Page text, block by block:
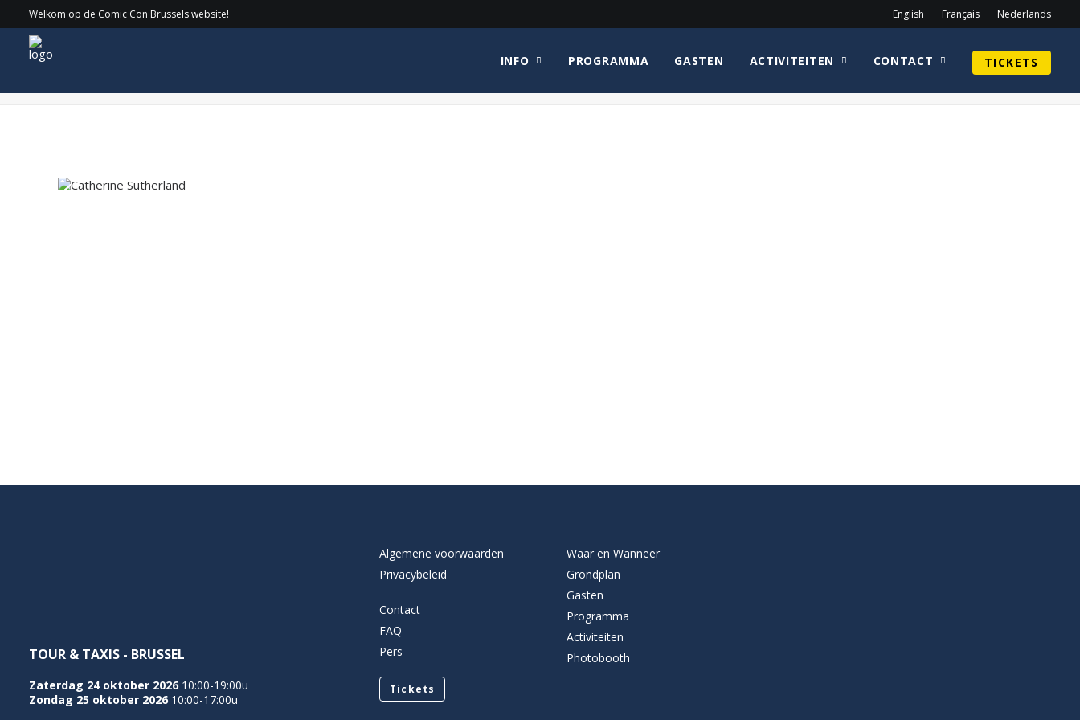
Welkom op de Comic Con Brussels website! English Français Nederlands
INFO PROGRAMMA GASTEN ACTIVITEITEN CONTACT TICKETS
Catherine Sutherland Home Guy Henry Catherine Sutherland
TOUR & TAXIS - BRUSSEL
Zaterdag 24 oktober 2026 10:00-19:00u
Zondag 25 oktober 2026 10:00-17:00u
Algemene voorwaarden
Privacybeleid
Contact
FAQ
Pers
Tickets
Waar en Wanneer
Grondplan
Gasten
Programma
Activiteiten
Photobooth